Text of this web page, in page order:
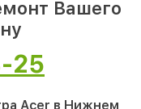
Вашего
25
Acer в Нижнем